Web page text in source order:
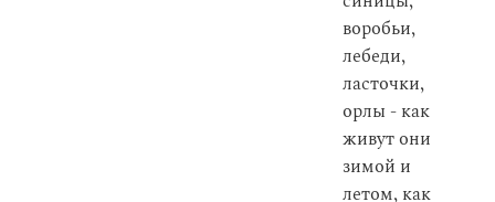
воробьи,
лебеди,
ласточки,
орлы - как
живут они
зимой и
летом, как